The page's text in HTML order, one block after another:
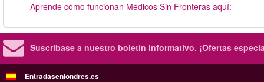
Aprende cómo funcionan Médicos Sin Fronteras aquí:
Suscríbase a nuestro boletín informativo. ¡Ofertas
Entradasenlondres.es